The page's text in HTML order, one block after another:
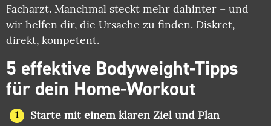
Facharzt. Manchmal steckt mehr dahinter – und
wir helfen dir, die Ursache zu finden. Diskret,
direkt, kompetent.
5 effektive Bodyweight-Tipps
für dein Home-Workout
Starte mit einem klaren Ziel und Plan